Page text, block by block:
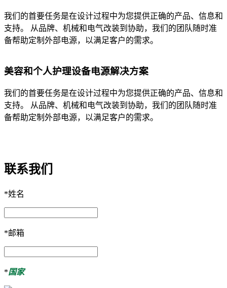
我们的首要任务是在设计过程中为您提供正确的产品、信息和
支持。 从品牌、机械和电气改装到协助，我们的团队随时准
备帮助定制外部电源，以满足客户的需求。
美容和个人护理设备电源解决方案
我们的首要任务是在设计过程中为您提供正确的产品、信息和
支持。 从品牌、机械和电气改装到协助，我们的团队随时准
备帮助定制外部电源，以满足客户的需求。
联系我们
*姓名
*邮箱
*国家